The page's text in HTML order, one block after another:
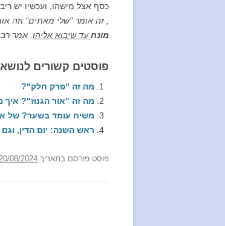
כסף אצל מישהו, ועכשיו יש
, זה אומר "שלי מאתים" וזה
מונח עד שיבוא אליהו. אמר
פוסטים קשורים
מה זה "פרק חלק"?
מה זה "אור הגנוז"? איך
משיח עומד בשער? של
ראש השנה: יום הדין,
פוסט פורסם בתאריך 08/2024